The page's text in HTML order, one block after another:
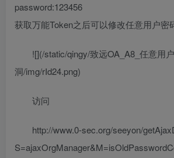
password:123456
获取万能Token之后可以修改任意用户密
![](/static/qingy/致远OA_A8_任意用
洞/img/rId24.png)
访问
http://www.0-sec.org/seeyon/